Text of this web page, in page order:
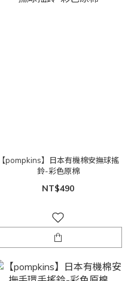
【pompkins】日本有機棉安撫球搖
鈴-彩色原棉
NT$490